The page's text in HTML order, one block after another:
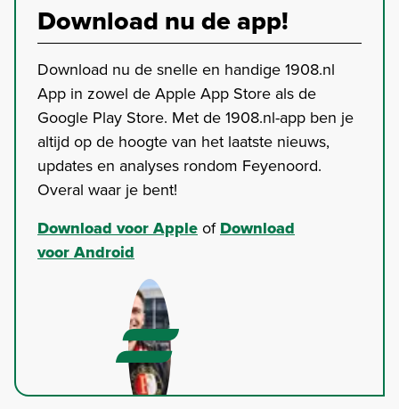
Download nu de app!
Download nu de snelle en handige 1908.nl
App in zowel de Apple App Store als de
Google Play Store. Met de 1908.nl-app ben je
altijd op de hoogte van het laatste nieuws,
updates en analyses rondom Feyenoord.
Overal waar je bent!
Download voor AppleofDownload
voor Android